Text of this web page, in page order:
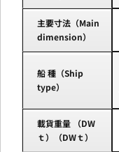
主要寸法（Main
dimension）
船 種（Ship
type）
載貨重量 （DW
ｔ）（DWｔ）